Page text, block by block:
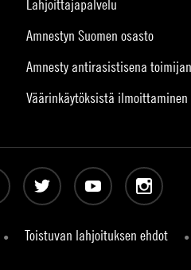
Lahjoittajapalvelu
Amnestyn Suomen osasto
Amnesty antirasistisena
Väärinkäytöksistä ilmoittaminen
Toistuvan lahjoituksen ehdot
Twitter YouTubeInstagram